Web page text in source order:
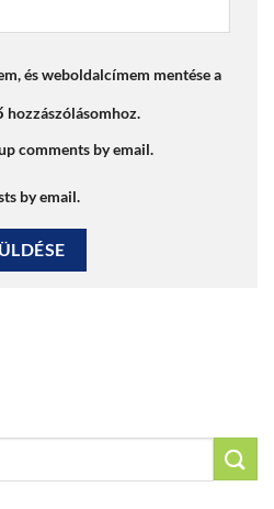
és weboldalcímem mentése a
hozzászólásomhoz.
comments by email.
by email.